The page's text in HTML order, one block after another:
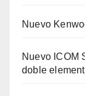
Nuevo
Nuevo ICOM
doble